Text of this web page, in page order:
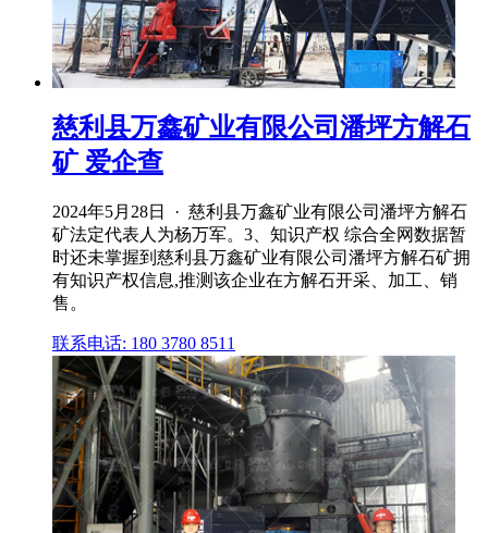
慈利县万鑫矿业有限公司潘坪方解石
矿 爱企查
2024年5月28日 · 慈利县万鑫矿业有限公司潘坪方解石
矿法定代表人为杨万军。3、知识产权 综合全网数据暂
时还未掌握到慈利县万鑫矿业有限公司潘坪方解石矿拥
有知识产权信息,推测该企业在方解石开采、加工、销
售。
联系电话: 180 3780 8511